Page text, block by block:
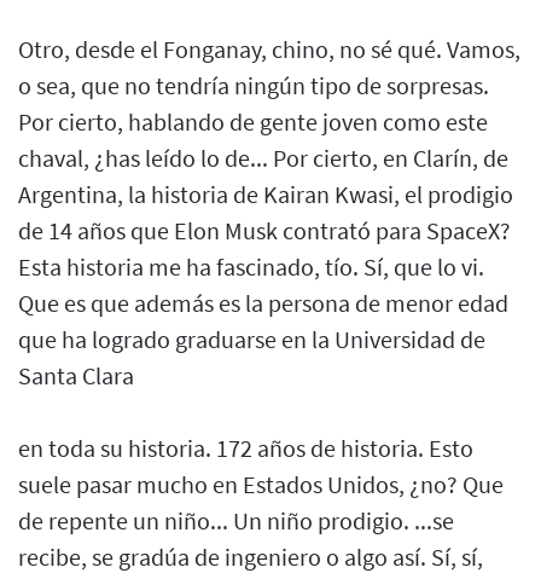
Otro, desde el Fonganay, chino, no sé qué. Vamos,
o sea, que no tendría ningún tipo de sorpresas.
Por cierto, hablando de gente joven como este
chaval, ¿has leído lo de... Por cierto, en Clarín, de
Argentina, la historia de Kairan Kwasi, el prodigio
de 14 años que Elon Musk contrató para SpaceX?
Esta historia me ha fascinado, tío. Sí, que lo vi.
Que es que además es la persona de menor edad
que ha logrado graduarse en la Universidad de
Santa Clara
en toda su historia. 172 años de historia. Esto
suele pasar mucho en Estados Unidos, ¿no? Que
de repente un niño... Un niño prodigio. ...se
recibe, se gradúa de ingeniero o algo así. Sí, sí,